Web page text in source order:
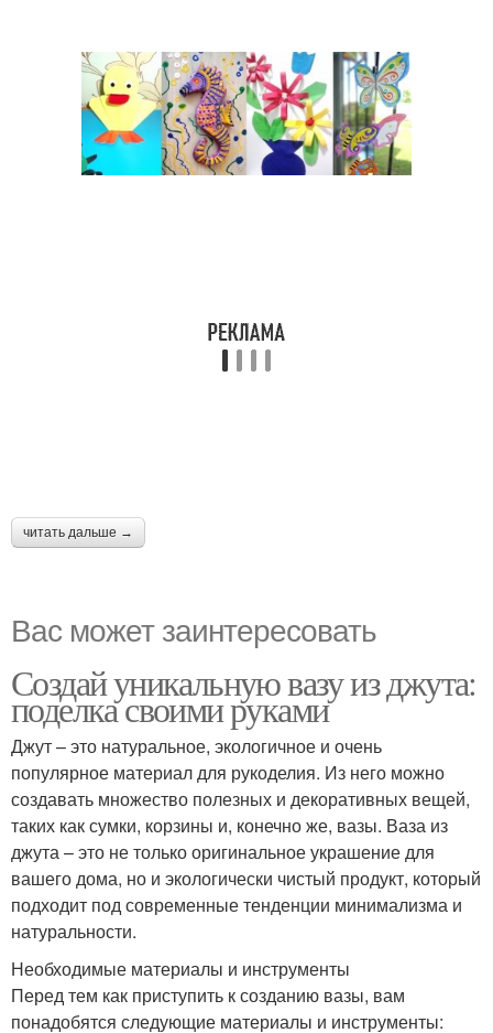
читать дальше →
Вас может заинтересовать
Создай уникальную вазу из джута:
поделка своими руками
Джут – это натуральное, экологичное и очень
популярное материал для рукоделия. Из него можно
создавать множество полезных и декоративных вещей,
таких как сумки, корзины и, конечно же, вазы. Ваза из
джута – это не только оригинальное украшение для
вашего дома, но и экологически чистый продукт, который
подходит под современные тенденции минимализма и
натуральности.
Необходимые материалы и инструменты
Перед тем как приступить к созданию вазы, вам
понадобятся следующие материалы и инструменты: